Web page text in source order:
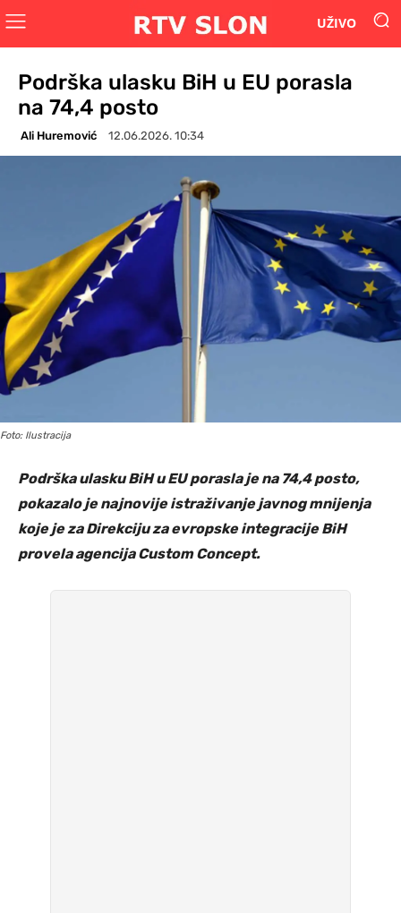
UŽIVO
Podrška ulasku BiH u EU porasla
na 74,4 posto
Ali Huremović 12.06.2026. 10:34
Foto: Ilustracija
Podrška ulasku BiH u EU porasla je na 74,4 posto,
pokazalo je najnovije istraživanje javnog mnijenja
koje je za Direkciju za evropske integracije BiH
provela agencija Custom Concept.